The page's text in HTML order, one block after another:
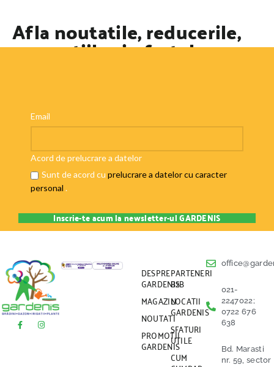
Afla noutatile, reducerile,
promotiile si ofertele
Email
Acord de prelucrare a datelor
Sunt de acord cu prelucrare a datelor cu caracter
personal .
DESPRE
GARDENIS
MAGAZIN
NOUTATI
PROMOTII
GARDENIS
PARTENERI
B2B
LOCATII
GARDENIS
SFATURI
UTILE
CUM
021-
2247022;
0722 676
638
Bd. Marasti
nr. 59, sector